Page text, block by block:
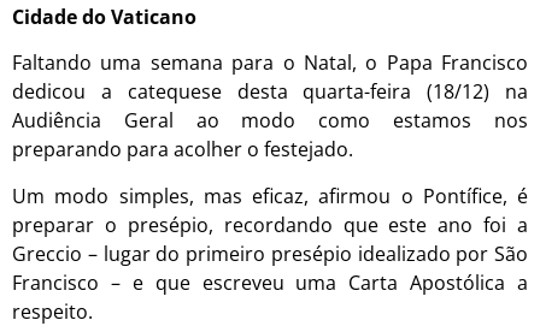
Cidade do Vaticano
Faltando uma semana para o Natal, o Papa Francisco
dedicou a catequese desta quarta-feira (18/12) na
Audiência Geral ao modo como estamos nos
preparando para acolher o festejado.
Um modo simples, mas eficaz, afirmou o Pontífice, é
preparar o presépio, recordando que este ano foi a
Greccio – lugar do primeiro presépio idealizado por São
Francisco – e que escreveu uma Carta Apostólica a
respeito.